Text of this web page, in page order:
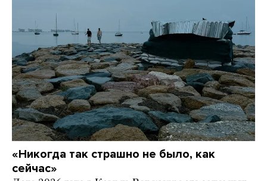
«Никогда так страшно не было, как
сейчас»